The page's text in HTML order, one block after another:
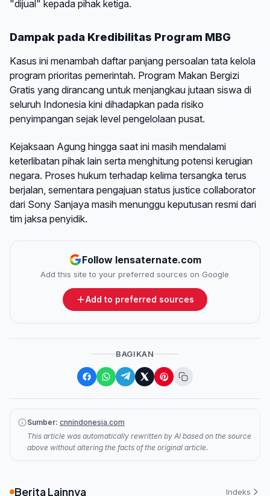
"dijual" kepada pihak ketiga.
Dampak pada Kredibilitas Program MBG
Kasus ini menambah daftar panjang persoalan tata kelola
program prioritas pemerintah. Program Makan Bergizi
Gratis yang dirancang untuk menjangkau jutaan siswa di
seluruh Indonesia kini dihadapkan pada risiko
penyimpangan sejak level pengelolaan pusat.
Kejaksaan Agung hingga saat ini masih mendalami
keterlibatan pihak lain serta menghitung potensi kerugian
negara. Proses hukum terhadap kelima tersangka terus
berjalan, sementara pengajuan status justice collaborator
dari Sony Sanjaya masih menunggu keputusan resmi dari
tim jaksa penyidik.
Follow lensaternate.com
Add this site to your preferred sources on Google
Add to preferred sources
BAGIKAN
Sumber: cnnindonesia.com
This article was automatically rewritten by AI based on the source
above without altering the facts of the original article.
Berita Lainnya Indeks